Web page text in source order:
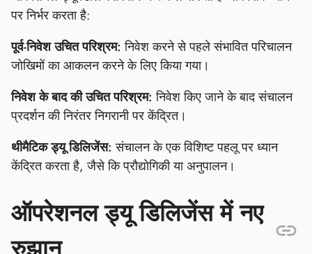
पर निर्भर करता है:
पूर्व-निवेश उचित परिश्रम: निवेश करने से पहले संभावित परिचालन
जोखिमों का आकलन करने के लिए किया गया।
निवेश के बाद की उचित परिश्रम: निवेश किए जाने के बाद संचालन
प्रदर्शन की निरंतर निगरानी पर केंद्रित।
थीमैटिक ड्यू डिलिजेंस: संचालन के एक विशिष्ट पहलू पर ध्यान
केंद्रित करता है, जैसे कि प्रौद्योगिकी या अनुपालन।
ऑपरेशनल ड्यू डिलिजेंस में नए